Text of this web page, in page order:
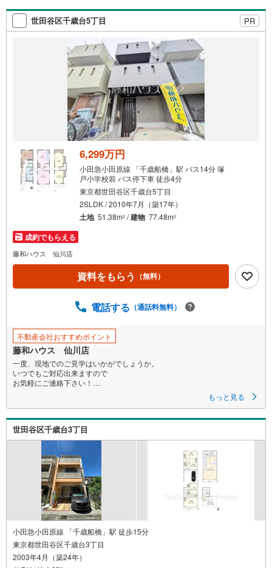
「室内・現地を見学する（無料）」ボタンよりご希望の日
時をご記入いただけますとスムーズにご案内が可能です。
【ウィル不動産販売はここが強み】（1）住宅ローンに精通
しており、社内にローン専門部署があります！（2）施工実
績多数のリフォーム部門も社内にあります！（3）定休日な
世田谷区千歳台5丁目 PR
6,299万円
小田急小田原線 「千歳船橋」駅 バス14分 塚
戸小学校前 バス停下車 徒歩4分
東京都世田谷区千歳台5丁目
2SLDK / 2010年7月（築17年）
土地 51.38m2 /建物 77.48m2
成約でもらえる
藤和ハウス 仙川店
資料をもらう （無料）
電話する （通話料無料）
不動産会社おすすめポイント
藤和ハウス 仙川店
一度、現地でのご見学はいかがでしょうか。
いつでもご対応出来ますので
お気軽にご連絡下さい！
もっと見る
世田谷区千歳台3丁目
小田急小田原線 「千歳船橋」駅 徒歩15分
東京都世田谷区千歳台3丁目
2003年4月（築24年）